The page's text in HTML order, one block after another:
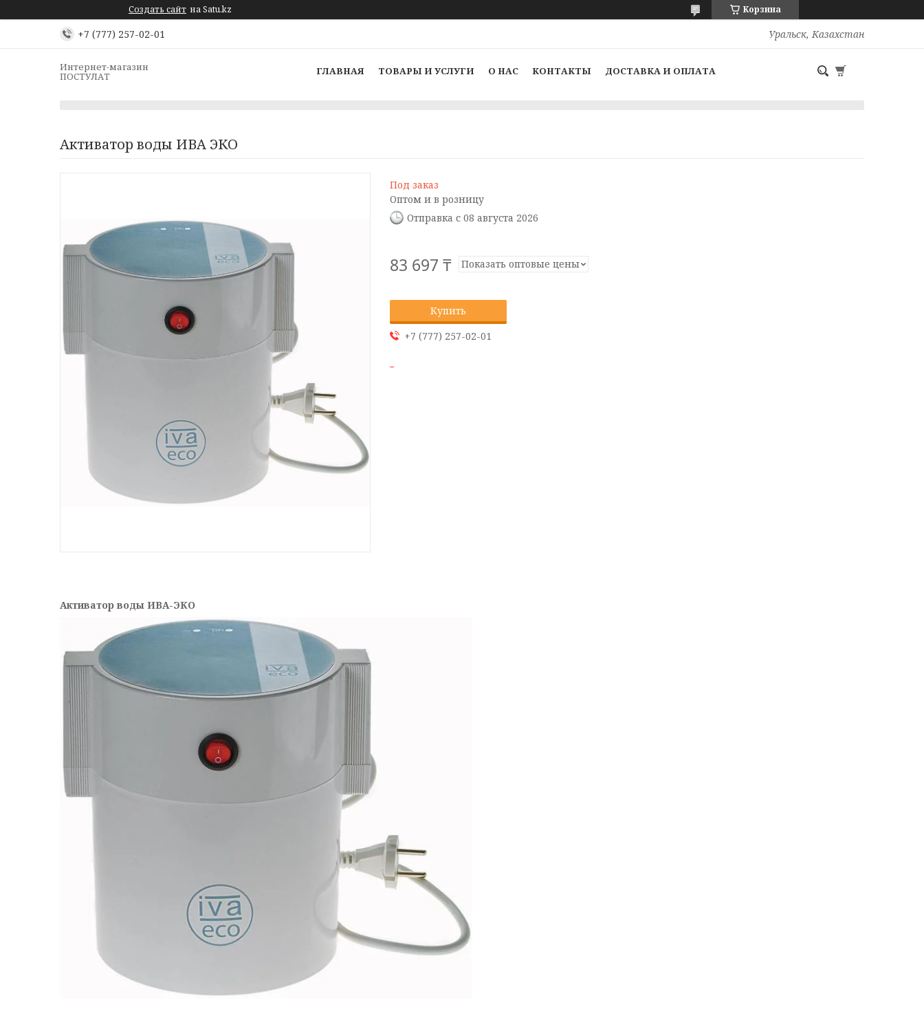
Создать сайт на Satu.kz Корзина
+7 (777) 257-02-01 Уральск, Казахстан
Интернет-магазин
ПОСТУЛАТ ГЛАВНАЯ ТОВАРЫ И УСЛУГИ О НАС КОНТАКТЫ ДОСТАВКА И ОПЛАТА
Активатор воды ИВА ЭКО
Под заказ
Оптом и в розницу
Отправка с 08 августа 2026
83 697 ₸ Показать оптовые цены
Купить
+7 (777) 257-02-01
Активатор воды ИВА-ЭКО